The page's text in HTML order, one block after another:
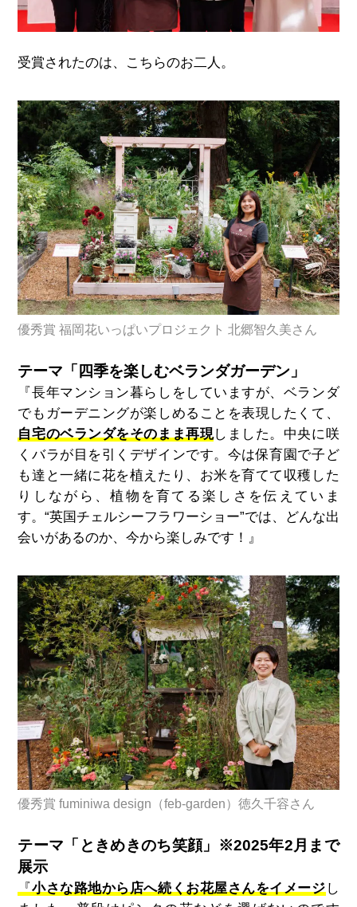
受賞されたのは、こちらのお二人。
優秀賞 福岡花いっぱいプロジェクト 北郷智久美さん
テーマ「四季を楽しむベランダガーデン」
『長年マンション暮らしをしていますが、ベランダ
でもガーデニングが楽しめることを表現したくて、
自宅のベランダをそのまま再現しました。中央に咲
くバラが目を引くデザインです。今は保育園で子ど
も達と一緒に花を植えたり、お米を育てて収穫した
りしながら、植物を育てる楽しさを伝えていま
す。“英国チェルシーフラワーショー”では、どんな出
会いがあるのか、今から楽しみです！』
優秀賞 fuminiwa design（feb-garden）徳久千容さん
テーマ「ときめきのち笑顔」※2025年2月まで
展示
『小さな路地から店へ続くお花屋さんをイメージし